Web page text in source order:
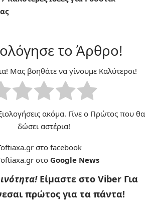
το Άρθρο!
Μας βοηθάτε να γίνουμε Καλύτεροι!
ακόμα. Γίνε ο Πρώτος που θα
δώσει αστέρια!
στο facebook
στο Google News
Είμαστε στο Viber Για
πρώτος για τα πάντα!